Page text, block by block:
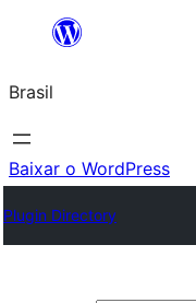
o
conteúdo
Brasil
Baixar o WordPress
Plugin Directory